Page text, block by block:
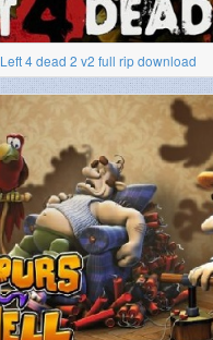
Left 4 dead 2 v2 full rip download